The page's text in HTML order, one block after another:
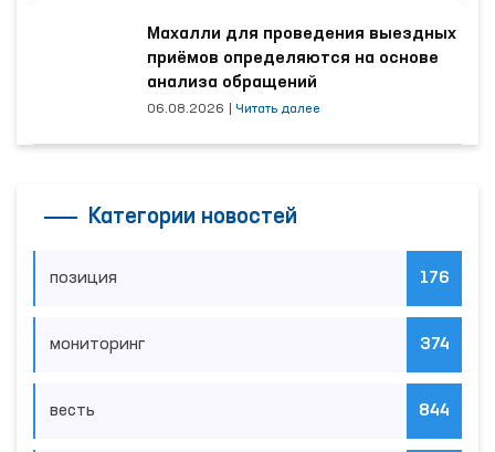
Махалли для проведения выездных
приёмов определяются на основе
анализа обращений
06.08.2026 Читать далее
Категории новостей
позиция 176
мониторинг 374
весть 844